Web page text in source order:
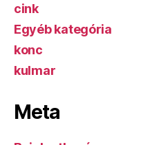
cink
Egyéb kategória
konc
kulmar
Meta